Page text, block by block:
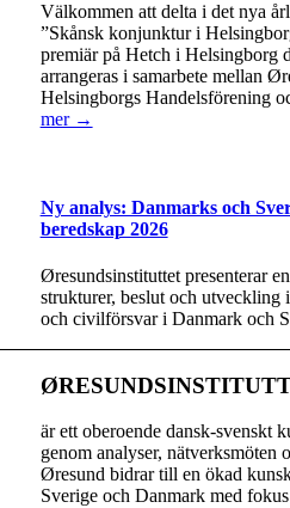
Välkommen att delta i det nya
”Skånsk konjunktur i
premiär på Hetch i Helsingborg
arrangeras i samarbete mellan
Helsingborgs Handelsförening
mer →
Ny analys: Danmarks och
beredskap 2026
Øresundsinstituttet presenterar
strukturer, beslut och utveckling
och civilförsvar i Danmark och
är ett oberoende dansk-svenskt
genom analyser, nätverksmöten
Øresund bidrar till en ökad
Sverige och Danmark med